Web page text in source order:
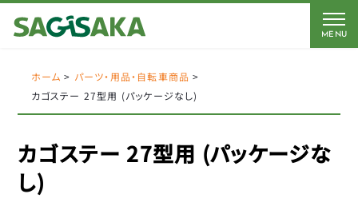
MENU
CATEGORY
自転車
キッズパーツ
BRAND
FORCE
AMERICAN EAGLE
BICYCLE
Coleman
AMERICAN EAGLE
ホーム > パーツ・用品・自転車商品 >
カゴステー 27型用 (パッケージなし)
カゴステー 27型用 (パッケージな
し)